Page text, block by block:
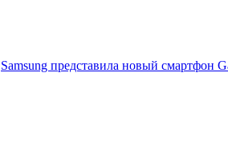
Samsung представила новый смартфон